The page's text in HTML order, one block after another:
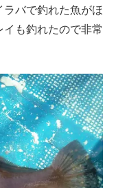
バで釣れた魚がほ
も釣れたので非常